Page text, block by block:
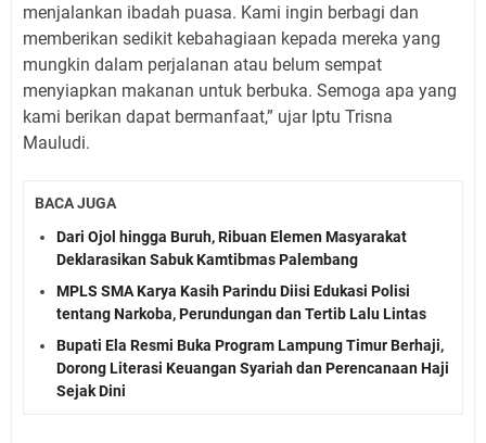
menjalankan ibadah puasa. Kami ingin berbagi dan
memberikan sedikit kebahagiaan kepada mereka yang
mungkin dalam perjalanan atau belum sempat
menyiapkan makanan untuk berbuka. Semoga apa yang
kami berikan dapat bermanfaat,” ujar Iptu Trisna
Mauludi.
BACA JUGA
Dari Ojol hingga Buruh, Ribuan Elemen Masyarakat
Deklarasikan Sabuk Kamtibmas Palembang
MPLS SMA Karya Kasih Parindu Diisi Edukasi Polisi
tentang Narkoba, Perundungan dan Tertib Lalu Lintas
Bupati Ela Resmi Buka Program Lampung Timur Berhaji,
Dorong Literasi Keuangan Syariah dan Perencanaan Haji
Sejak Dini